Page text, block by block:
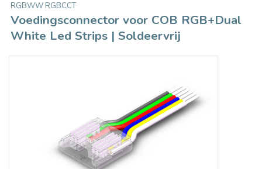
RGBWW RGBCCT
Voedingsconnector voor COB RGB+Dual
White Led Strips | Soldeervrij